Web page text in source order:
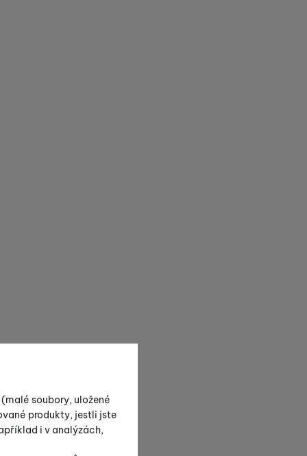
soubory, uložené
produkty, jestli jste
i v analýzách,